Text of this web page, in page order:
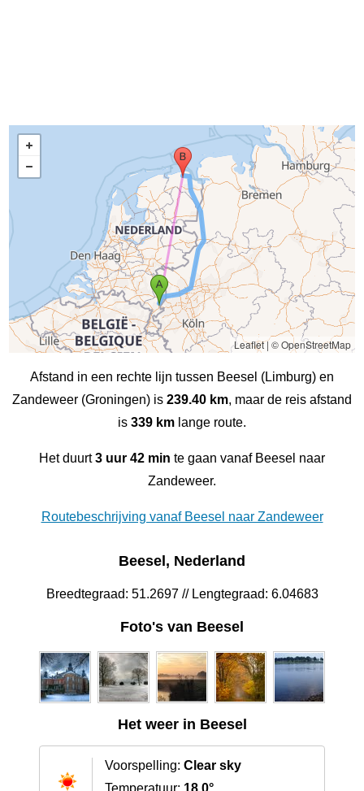
Leaflet|© OpenStreetMap
Afstand in een rechte lijn tussen Beesel (Limburg) en
Zandeweer (Groningen) is 239.40 km, maar de reis afstand
is 339 km lange route.
Het duurt3 uur 42 min te gaan vanaf Beesel naar
Zandeweer.
Routebeschrijving vanaf Beesel naar Zandeweer
Beesel, Nederland
Breedtegraad: 51.2697 // Lengtegraad: 6.04683
Foto's van Beesel
Het weer in Beesel
Voorspelling: Clear sky